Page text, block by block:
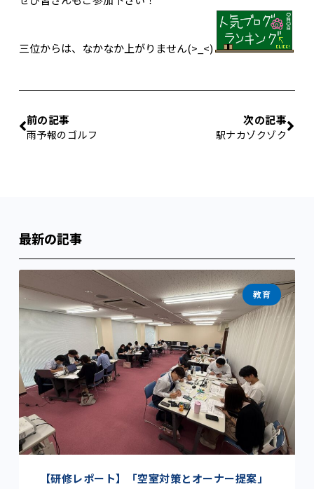
三位からは、なかなか上がりません(>_<)
前の記事
雨予報のゴルフ
次の記事
駅ナカゾクゾク
最新の記事
教育
【研修レポート】「空室対策とオーナー提案」